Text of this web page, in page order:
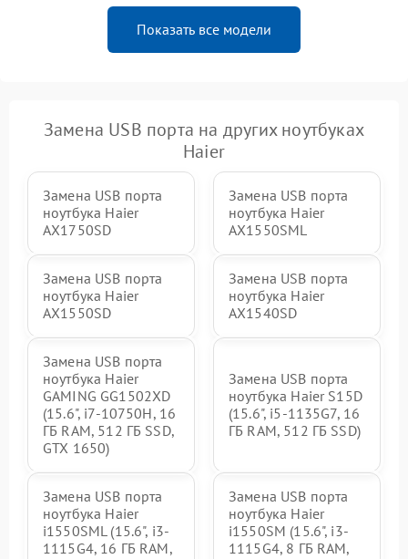
Показать все модели
Замена USB порта на других ноутбуках
Haier
Замена USB порта
ноутбука Haier
AX1750SD
Замена USB порта
ноутбука Haier
AX1550SML
Замена USB порта
ноутбука Haier
AX1550SD
Замена USB порта
ноутбука Haier
AX1540SD
Замена USB порта
ноутбука Haier
GAMING GG1502XD
(15.6", i7-10750H, 16
ГБ RAM, 512 ГБ SSD,
GTX 1650)
Замена USB порта
ноутбука Haier S15D
(15.6", i5-1135G7, 16
ГБ RAM, 512 ГБ SSD)
Замена USB порта
ноутбука Haier
i1550SML (15.6", i3-
1115G4, 16 ГБ RAM,
Замена USB порта
ноутбука Haier
i1550SM (15.6", i3-
1115G4, 8 ГБ RAM,